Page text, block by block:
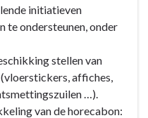
initiatieven
te ondersteunen, onder
stellen van
affiches,
…).
van de horecabon: